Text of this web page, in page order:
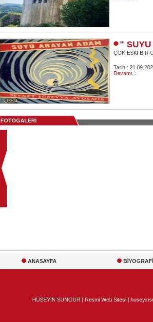
"
ÇOK ESKİ BİR
Tarih :
Devamı...
FOTOGALERİ
ANASAYFA BİYOGRAFİ
HÜSEYİN SUNGUR | Resmi Web Sitesi |